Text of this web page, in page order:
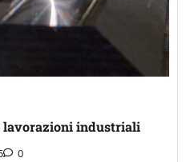
lavorazioni industriali
0